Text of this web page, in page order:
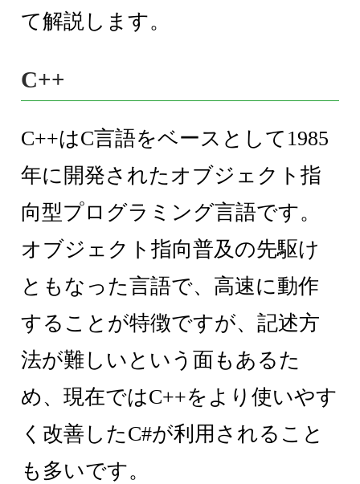
て解説します。
C++
C++はC言語をベースとして1985
年に開発されたオブジェクト指
向型プログラミング言語です。
オブジェクト指向普及の先駆け
ともなった言語で、高速に動作
することが特徴ですが、記述方
法が難しいという面もあるた
め、現在ではC++をより使いやす
く改善したC#が利用されること
も多いです。